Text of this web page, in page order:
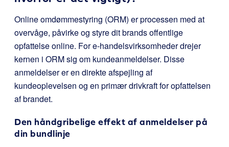
Online omdømmestyring (ORM) er processen med at
overvåge, påvirke og styre dit brands offentlige
opfattelse online. For e-handelsvirksomheder drejer
kernen i ORM sig om kundeanmeldelser. Disse
anmeldelser er en direkte afspejling af
kundeoplevelsen og en primær drivkraft for opfattelsen
af brandet.
Den håndgribelige effekt af anmeldelser på
din bundlinje